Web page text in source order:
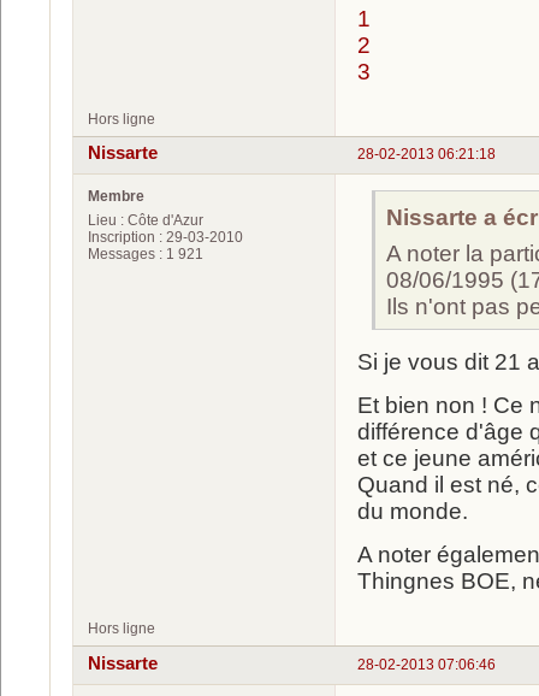
1
2
3
Hors ligne
28-02-2013 06:21:18
Nissarte
Membre
Lieu : Côte d'Azur
Inscription : 29-03-2010
Messages : 1 921
Nissarte a
A noter la
08/06/1995
Ils n'ont pas
Si je vous dit 21
Et bien non ! Ce
différence d'âge
et ce jeune
Quand il est né,
du monde.
A noter
Thingnes BOE,
Hors ligne
28-02-2013 07:06:46
Nissarte